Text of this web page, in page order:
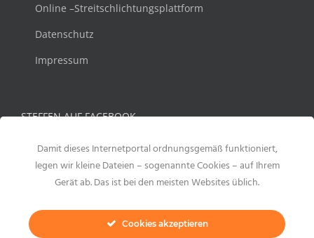
Online –Streitschlichtungsplattform
Datenschutz
Impressum
STEFFEN AUF FACEBOOK
Damit dieses Internetportal ordnungsgemäß funktioniert,
legen wir kleine Dateien – sogenannte Cookies – auf Ihrem
Gerät ab. Das ist bei den meisten Websites üblich.
Cookies akzeptieren